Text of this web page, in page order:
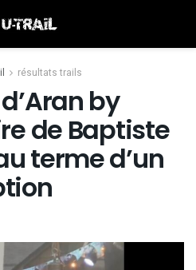
résultats trails
by
de Baptiste
terme d’un